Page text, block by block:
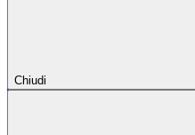
Chiudi